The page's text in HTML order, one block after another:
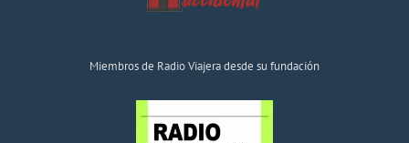
Miembros de Radio Viajera desde su fundación